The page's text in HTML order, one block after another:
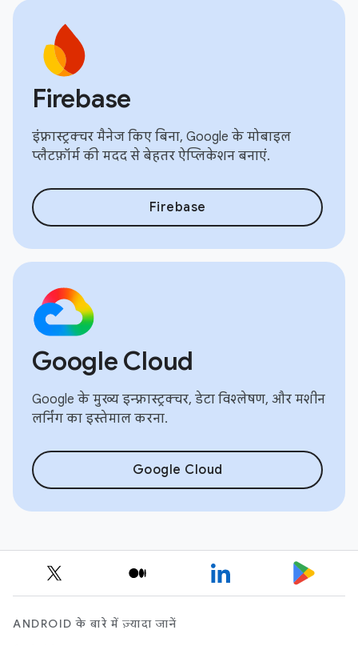
Firebase
इंफ़्रास्ट्रक्चर मैनेज किए बिना, Google के मोबाइल
प्लैटफ़ॉर्म की मदद से बेहतर ऐप्लिकेशन बनाएं.
Firebase
Google Cloud
Google के मुख्य इन्फ़्रास्ट्रक्चर, डेटा विश्लेषण, और मशीन
लर्निंग का इस्तेमाल करना.
Google Cloud
ANDROID के बारे में ज़्यादा जानें